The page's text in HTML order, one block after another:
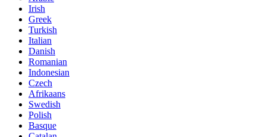
Irish
Greek
Turkish
Italian
Danish
Romanian
Indonesian
Czech
Afrikaans
Swedish
Polish
Basque